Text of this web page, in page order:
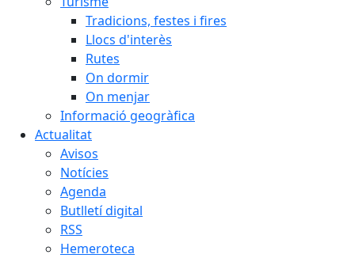
Tradicions, festes i fires
Llocs d'interès
Rutes
On dormir
On menjar
Informació geogràfica
Actualitat
Avisos
Notícies
Agenda
Butlletí digital
RSS
Hemeroteca